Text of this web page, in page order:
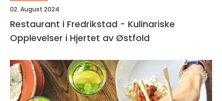
02. August 2024
Restaurant i Fredrikstad - Kulinariske
Opplevelser i Hjertet av Østfold